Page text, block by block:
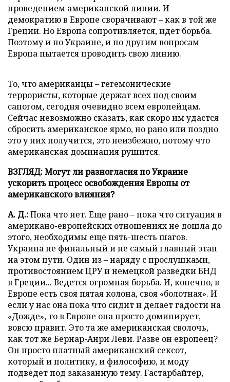
проведением американской линии. И
демократию в Европе сворачивают – как в той же
Греции. Но Европа сопротивляется, идет борьба.
Поэтому и по Украине, и по другим вопросам
Европа пытается проводить свою линию.
То, что американцы – гегемонические
террористы, которые держат всех под своим
сапогом, сегодня очевидно всем европейцам.
Сейчас невозможно сказать, как скоро им удастся
сбросить американское ярмо, но рано или поздно
это у них получится, это неизбежно, потому что
американская доминация рушится.
ВЗГЛЯД: Могут ли разногласия по Украине
ускорить процесс освобождения Европы от
американского влияния?
А. Д.:Пока что нет. Еще рано – пока что ситуация в
американо-европейских отношениях не дошла до
этого, необходимы еще пять-шесть шагов.
Украина не финальный и не самый главный этап
на этом пути. Один из – наряду с прослушками,
противостоянием ЦРУ и немецкой разведки БНД
в Греции... Ведется огромная борьба. И, конечно, в
Европе есть своя пятая колона, своя «болотная». И
если у нас она пока что сидит и делает гадости на
«Дожде», то в Европе она просто доминирует,
вовсю правит. Это та же американская сволочь,
как тот же Бернар-Анри Леви. Разве он европеец?
Он просто платный американский сексот,
который и политику, и философию, и моду
подведет под заказанную тему. Гастарбайтер,